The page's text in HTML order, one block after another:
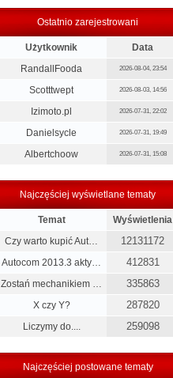
Ostatnio zarejestrowani
Użytkownik
Data
RandallFooda
2026-08-04, 23:54
Scotttwept 2026-08-03, 14:56
Izimoto.pl 2026-07-31, 22:02
Danielsycle 2026-07-31, 19:49
Albertchoow 2026-07-31, 15:08
Najczęściej wyświetlane tematy
Temat
Wyświetlenia
Czy warto kupić Aut…
12131172
Autocom 2013.3 akty… 412831
Zostań mechanikiem … 335863
X czy Y? 287820
Liczymy do.... 259098
Najczęściej postowane tematy